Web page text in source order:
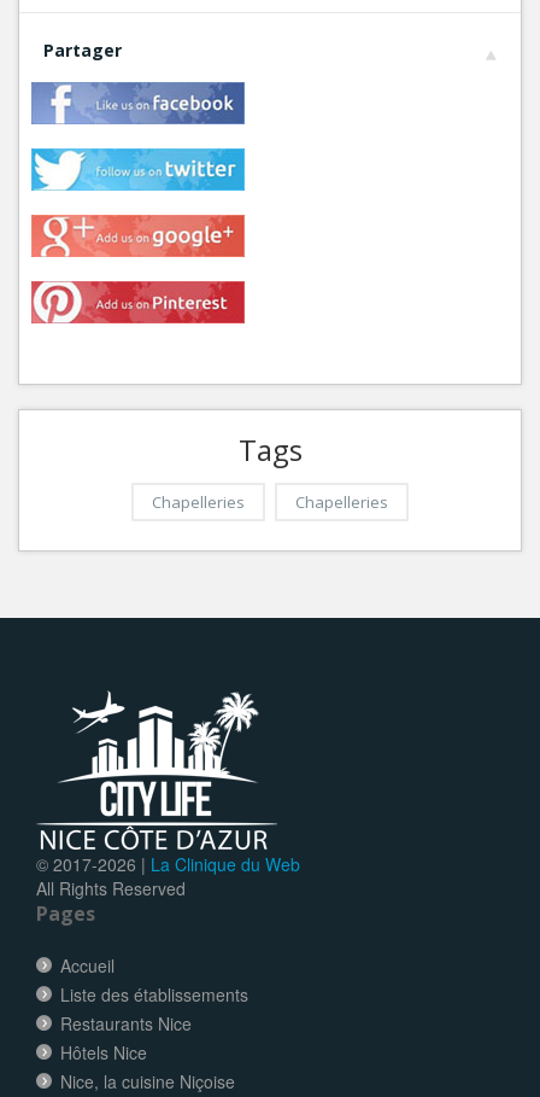
Partager
Tags
Chapelleries Chapelleries
© 2017-2026 | La Clinique du Web
All Rights Reserved
Pages
Accueil
Liste des établissements
Restaurants Nice
Hôtels Nice
Nice, la cuisine Niçoise